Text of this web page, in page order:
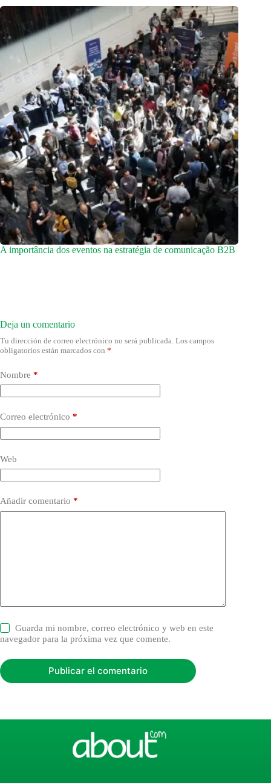
A importância dos eventos na estratégia de comunicação B2B
Deja un comentario
Tu dirección de correo electrónico no será publicada. Los campos
obligatorios están marcados con *
Nombre *
Correo electrónico *
Web
Añadir comentario *
Guarda mi nombre, correo electrónico y web en este
navegador para la próxima vez que comente.
Publicar el comentario